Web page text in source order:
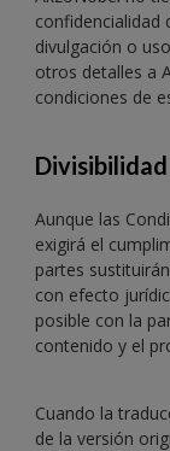
confidencialidad
divulgación o
otros detalles a
condiciones de
Divisibilidad
Aunque las
exigirá el
partes
con efecto
posible con la
contenido y el
Cuando la
de la versión